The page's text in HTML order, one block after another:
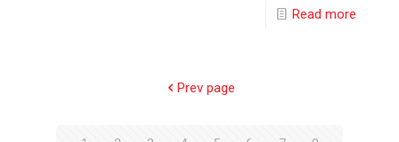
Read more
Prev page